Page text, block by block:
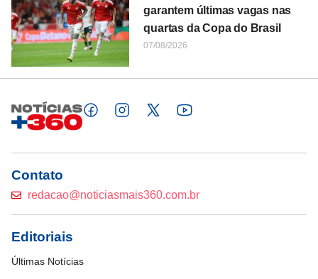
garantem últimas vagas nas
quartas da Copa do Brasil
07/08/2026
Contato
redacao@noticiasmais360.com.br
Editoriais
Últimas Notícias